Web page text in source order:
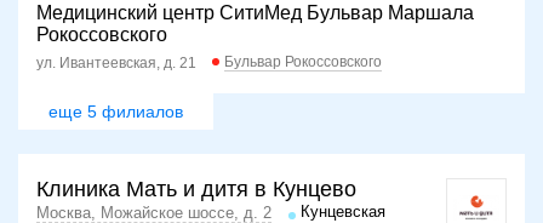
Медицинский центр СитиМед Бульвар Маршала
Рокоссовского
ул. Ивантеевская, д. 21 Бульвар Рокоссовского
еще 5 филиалов
Клиника Мать и дитя в Кунцево
Москва, Можайское шоссе, д. 2 Кунцевская